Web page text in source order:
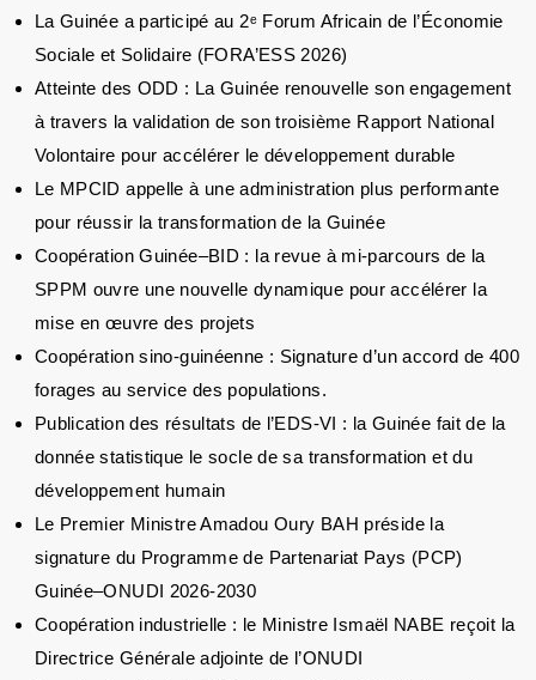
La Guinée a participé au 2ᵉ Forum Africain de l’Économie
Sociale et Solidaire (FORA’ESS 2026)
Atteinte des ODD : La Guinée renouvelle son engagement
à travers la validation de son troisième Rapport National
Volontaire pour accélérer le développement durable
Le MPCID appelle à une administration plus performante
pour réussir la transformation de la Guinée
Coopération Guinée–BID : la revue à mi-parcours de la
SPPM ouvre une nouvelle dynamique pour accélérer la
mise en œuvre des projets
Coopération sino-guinéenne : Signature d’un accord de 400
forages au service des populations.
Publication des résultats de l’EDS-VI : la Guinée fait de la
donnée statistique le socle de sa transformation et du
développement humain
Le Premier Ministre Amadou Oury BAH préside la
signature du Programme de Partenariat Pays (PCP)
Guinée–ONUDI 2026-2030
Coopération industrielle : le Ministre Ismaël NABE reçoit la
Directrice Générale adjointe de l’ONUDI